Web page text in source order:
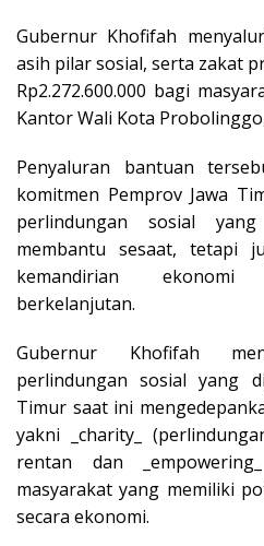
Gubernur Khofifah
asih pilar sosial, serta zakat
Rp2.272.600.000 bagi
Kantor Wali Kota
Penyaluran bantuan
komitmen Pemprov Jawa
perlindungan sosial
membantu sesaat, tetapi
kemandirian ekonomi
berkelanjutan.
Gubernur Khofifah
perlindungan sosial yang
Timur saat ini
yakni _charity_
rentan dan
masyarakat yang memiliki
secara ekonomi.